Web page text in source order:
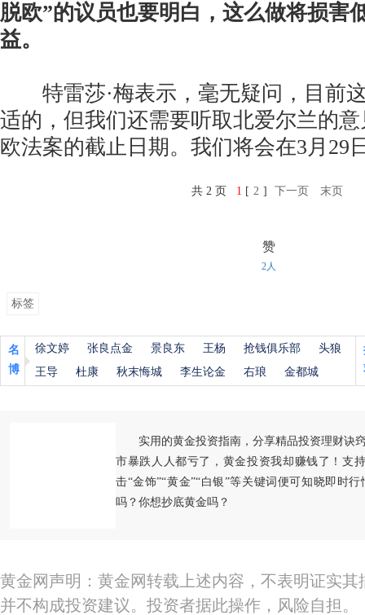
脱欧”的议员也要明白，这么做将损害
益。
特雷莎·梅表示，毫无疑问，目前这
适的，但我们还需要听取北爱尔兰的
欧法案的截止日期。我们将会在3月29
共 2 页 1 [ 2 ] 下一页 末页
赞
2人
标签
名
博
徐文婷 张良点金 景良东 王杨 抢钱俱乐部
头狼
王导
杜康 秋末悔城 李生论金 右琅 金都城
实用的黄金投资指南，分享精品投资理财诀
市暴跌人人都亏了，黄金投资我却赚钱了！支
击“金饰”“黄金”“白银”等关键词便可知晓即时
吗？你想抄底黄金吗？
黄金网声明：黄金网转载上述内容，不表明证实
并不构成投资建议。投资者据此操作，风险自担。